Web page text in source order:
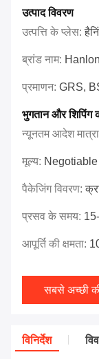
उत्पाद विवरण
उत्पत्ति के प्लेस:
ब्रांड नाम:
प्रमाणन: GRS,
भुगतान और शिपिंग
न्यूनतम आदेश
मूल्य: Negotiable
पैकेजिंग विवरण:
प्रसव के समय:
आपूर्ति की क्षमता:
सबसे अच्छी
विनिर्देश